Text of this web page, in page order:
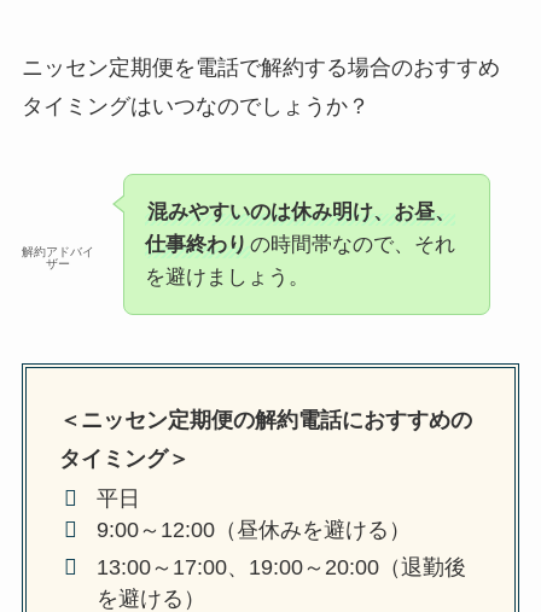
ニッセン定期便を電話で解約する場合のおすすめ
タイミングはいつなのでしょうか？
解約アドバイ
ザー
混みやすいのは休み明け、お昼、
仕事終わり の時間帯なので、それ
を避けましょう。
＜ニッセン定期便の解約電話におすすめの
タイミング＞
平日
9:00～12:00（昼休みを避ける）
13:00～17:00、19:00～20:00（退勤後
を避ける）